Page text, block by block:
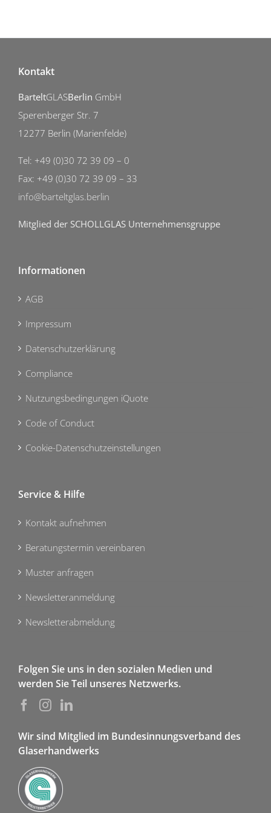
Kontakt
BarteltGLASBerlin GmbH
Sperenberger Str. 7
12277 Berlin (Marienfelde)
Tel: +49 (0)30 72 39 09 – 0
Fax: +49 (0)30 72 39 09 – 33
info@barteltglas.berlin
Mitglied der SCHOLLGLAS Unternehmensgruppe
Informationen
AGB
Impressum
Datenschutzerklärung
Compliance
Nutzungsbedingungen iQuote
Code of Conduct
Cookie-Datenschutzeinstellungen
Service & Hilfe
Kontakt aufnehmen
Beratungstermin vereinbaren
Muster anfragen
Newsletteranmeldung
Newsletterabmeldung
Folgen Sie uns in den sozialen Medien und
werden Sie Teil unseres Netzwerks.
Wir sind Mitglied im Bundesinnungsverband des
Glaserhandwerks